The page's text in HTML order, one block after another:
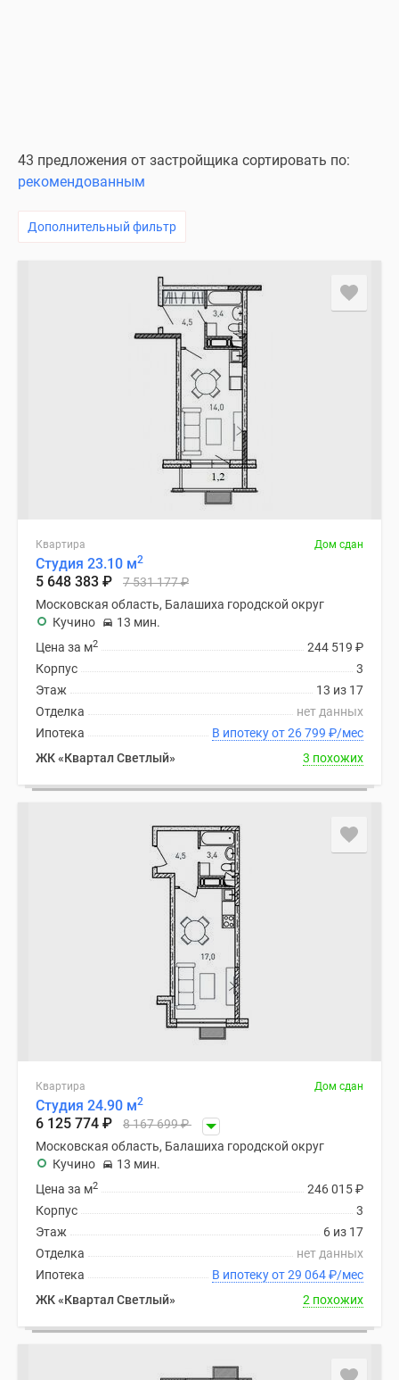
43 предложения от застройщика сортировать по:
рекомендованным
Дополнительный фильтр
Квартира Дом сдан
Студия 23.10 м2
5 648 383 ₽ 7 531 177₽
Московская область, Балашиха городской округ
Кучино
13 мин.
244 519 ₽
Цена за м2
3
Корпус
13 из 17
Этаж
нет данных
Отделка
В ипотеку от 26 799 ₽/мес
Ипотека
ЖК «Квартал Светлый»
3 похожих
Квартира Дом сдан
Студия 24.90 м2
6 125 774 ₽ 8 167 699₽
Московская область, Балашиха городской округ
Кучино
13 мин.
246 015₽
Цена за м2
3
Корпус
6 из 17
Этаж
нет данных
Отделка
В ипотеку от 29 064₽/мес
Ипотека
ЖК «Квартал Светлый»
2 похожих